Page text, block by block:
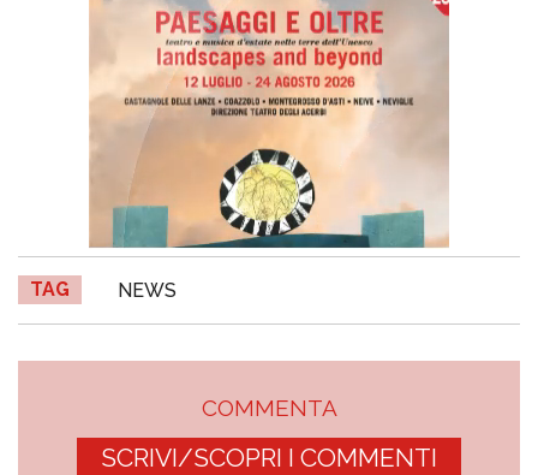
TAG NEWS
COMMENTA
SCRIVI/SCOPRI I COMMENTI